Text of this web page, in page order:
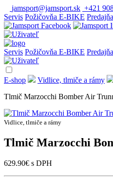
jamsport@jamsport.sk +421
Servis Požičovňa E-BIKE Predajňa
Servis Požičovňa E-BIKE Predajňa
E-shop
Vidlice, tlmiče a rámy
Tlmič Marzocchi Bomber Air
Vidlice, tlmiče a rámy
Tlmič Marzocchi
629.90€ s DPH